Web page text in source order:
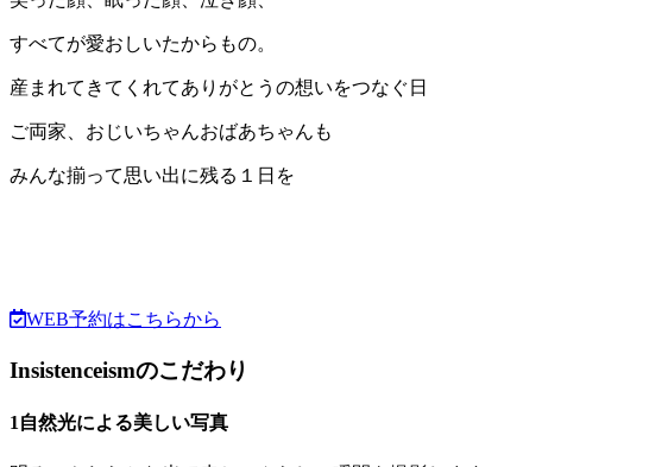
すべてが愛おしいたからもの。
産まれてきてくれてありがとうの想いをつなぐ日
ご両家、おじいちゃんおばあちゃんも
みんな揃って思い出に残る１日を
WEB予約はこちらから
Insistenceismのこだわり
1 自然光による美しい写真